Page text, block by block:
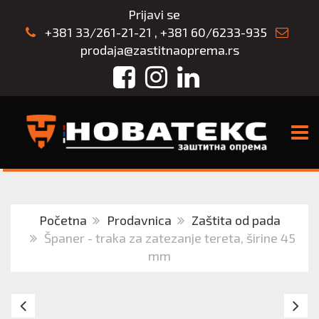
Prijavi se
+381 33/261-21-21 , +381 60/6233-935
prodaja@zastitnaoprema.rs
FacebookInstagram
LinkedIn
Početna Prodavnica
Zaštita od pada
Španer - traka za zatezanje tereta, širine 45
mm
Španer